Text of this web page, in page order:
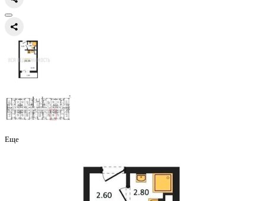
Квартиры-студии, 21.10 м²
этаж
Воронеж, Федора Тютчева ул., д. 105